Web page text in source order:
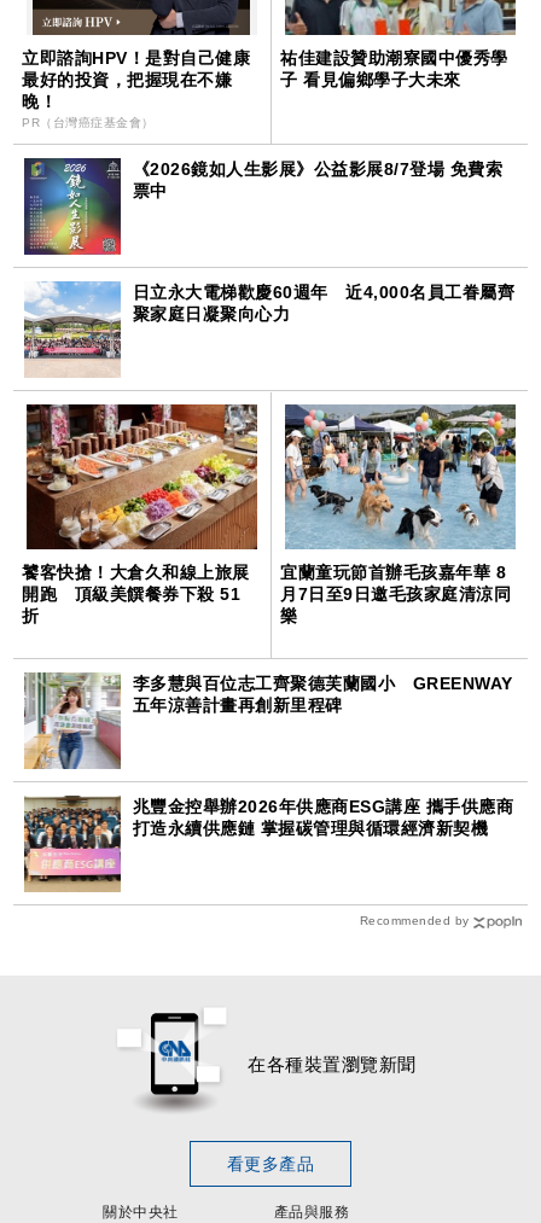
立即諮詢HPV！是對自己健康
最好的投資，把握現在不嫌
晚！
PR（台灣癌症基金會）
祐佳建設贊助潮寮國中優秀學
子 看見偏鄉學子大未來
《2026鏡如人生影展》公益影展8/7登場 免費索
票中
日立永大電梯歡慶60週年 近4,000名員工眷屬齊
聚家庭日凝聚向心力
饕客快搶！大倉久和線上旅展
開跑 頂級美饌餐券下殺 51
折
宜蘭童玩節首辦毛孩嘉年華 8
月7日至9日邀毛孩家庭清涼同
樂
李多慧與百位志工齊聚德芙蘭國小 GREENWAY
五年涼善計畫再創新里程碑
兆豐金控舉辦2026年供應商ESG講座 攜手供應商
打造永續供應鏈 掌握碳管理與循環經濟新契機
Recommended by
在各種裝置瀏覽新聞
看更多產品
關於中央社 產品與服務